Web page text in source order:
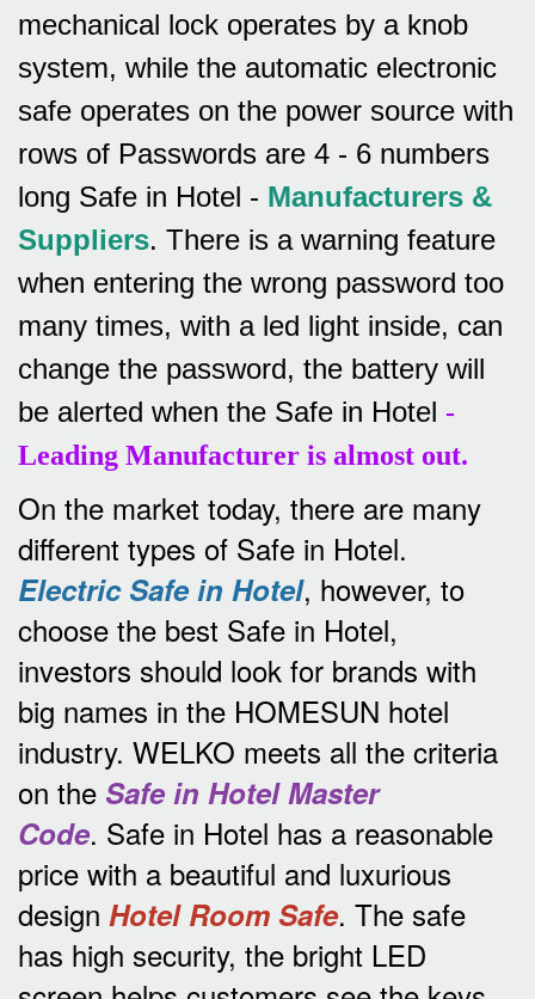
mechanical lock operates by a knob
system, while the automatic electronic
safe operates on the power source with
rows of Passwords are 4 - 6 numbers
long Safe in Hotel - Manufacturers &
Suppliers. There is a warning feature
when entering the wrong password too
many times, with a led light inside, can
change the password, the battery will
be alerted when the Safe in Hotel -
Leading Manufacturer is almost out.
On the market today, there are many
different types of Safe in Hotel.
Electric Safe in Hotel, however, to
choose the best Safe in Hotel,
investors should look for brands with
big names in the HOMESUN hotel
industry. WELKO meets all the criteria
on the Safe in Hotel Master
Code. Safe in Hotel has a reasonable
price with a beautiful and luxurious
design Hotel Room Safe. The safe
has high security, the bright LED